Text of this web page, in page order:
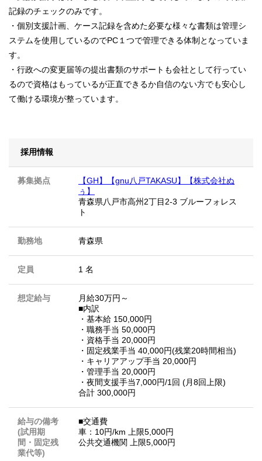
記録のチェックのみです。
・個別支援計画、ケース記録を含めた必要な様々な書類は管理シ
ステムを使用しているのでPC１つで管理できる体制となっていま
す。
・行政への変更届等の提出書類のサポートも会社として行ってい
るので資格はもっているが正直できるか自信のない方でも安心し
て働ける環境が整っています。
採用情報
募集拠点
【GH】【gnu八戸TAKASU】【株式会社ぬ
ぅ】
青森県八戸市高州2丁目2-3 ブルーフォレス
ト
勤務地 青森県
定員 1 名
想定給与
月給30万円～
■内訳
・基本給 150,000円
・職務手当 50,000円
・資格手当 20,000円
・固定残業手当 40,000円(残業20時間相当)
・キャリアアップ手当 20,000円
・管理手当 20,000円
・夜間支援手当7,000円/1回 (月8回上限)
合計 300,000円
給与の備考
(試用期
間・固定残
業代等)
■交通費
車：10円/km 上限5,000円
公共交通機関 上限5,000円